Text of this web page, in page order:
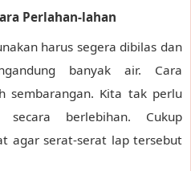
Perlahan-lahan
harus segera dibilas dan
banyak air. Cara
sembarangan. Kita tak perlu
secara berlebihan. Cukup
agar serat-serat lap tersebut